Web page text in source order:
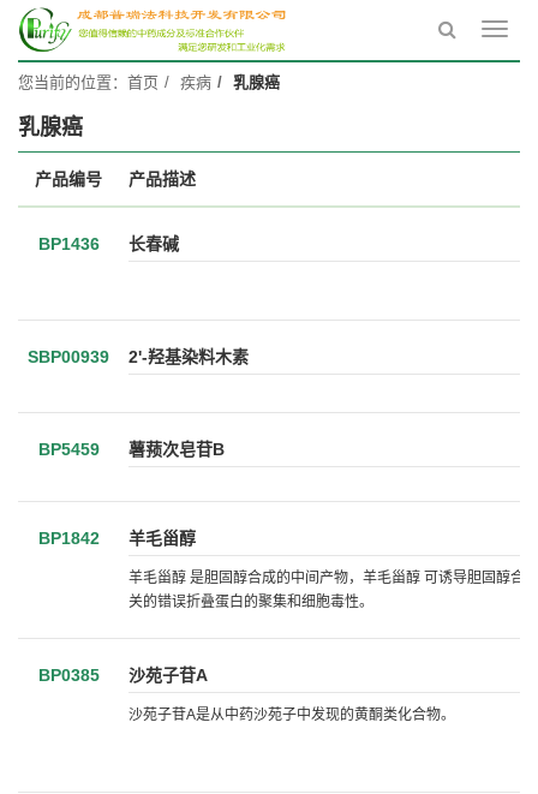
您当前的位置： 首页 疾病 乳腺癌
乳腺癌
产品编号 产品描述
BP1436 长春碱
SBP00939 2'-羟基染料木素
BP5459 薯蓣次皂苷B
BP1842 羊毛甾醇
羊毛甾醇 是胆固醇合成的中间产物，羊毛甾醇 可诱导胆固醇合
关的错误折叠蛋白的聚集和细胞毒性。
BP0385 沙苑子苷A
沙苑子苷A是从中药沙苑子中发现的黄酮类化合物。